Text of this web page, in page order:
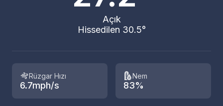
Açık
Hissedilen 30.5°
Rüzgar Hızı
6.7mph/s
Nem
83%